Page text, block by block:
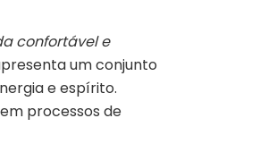
confortável e
um conjunto
e espírito.
processos de